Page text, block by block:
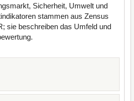
Sicherheit, Umwelt und
stammen aus Zensus
sie beschreiben das Umfeld und